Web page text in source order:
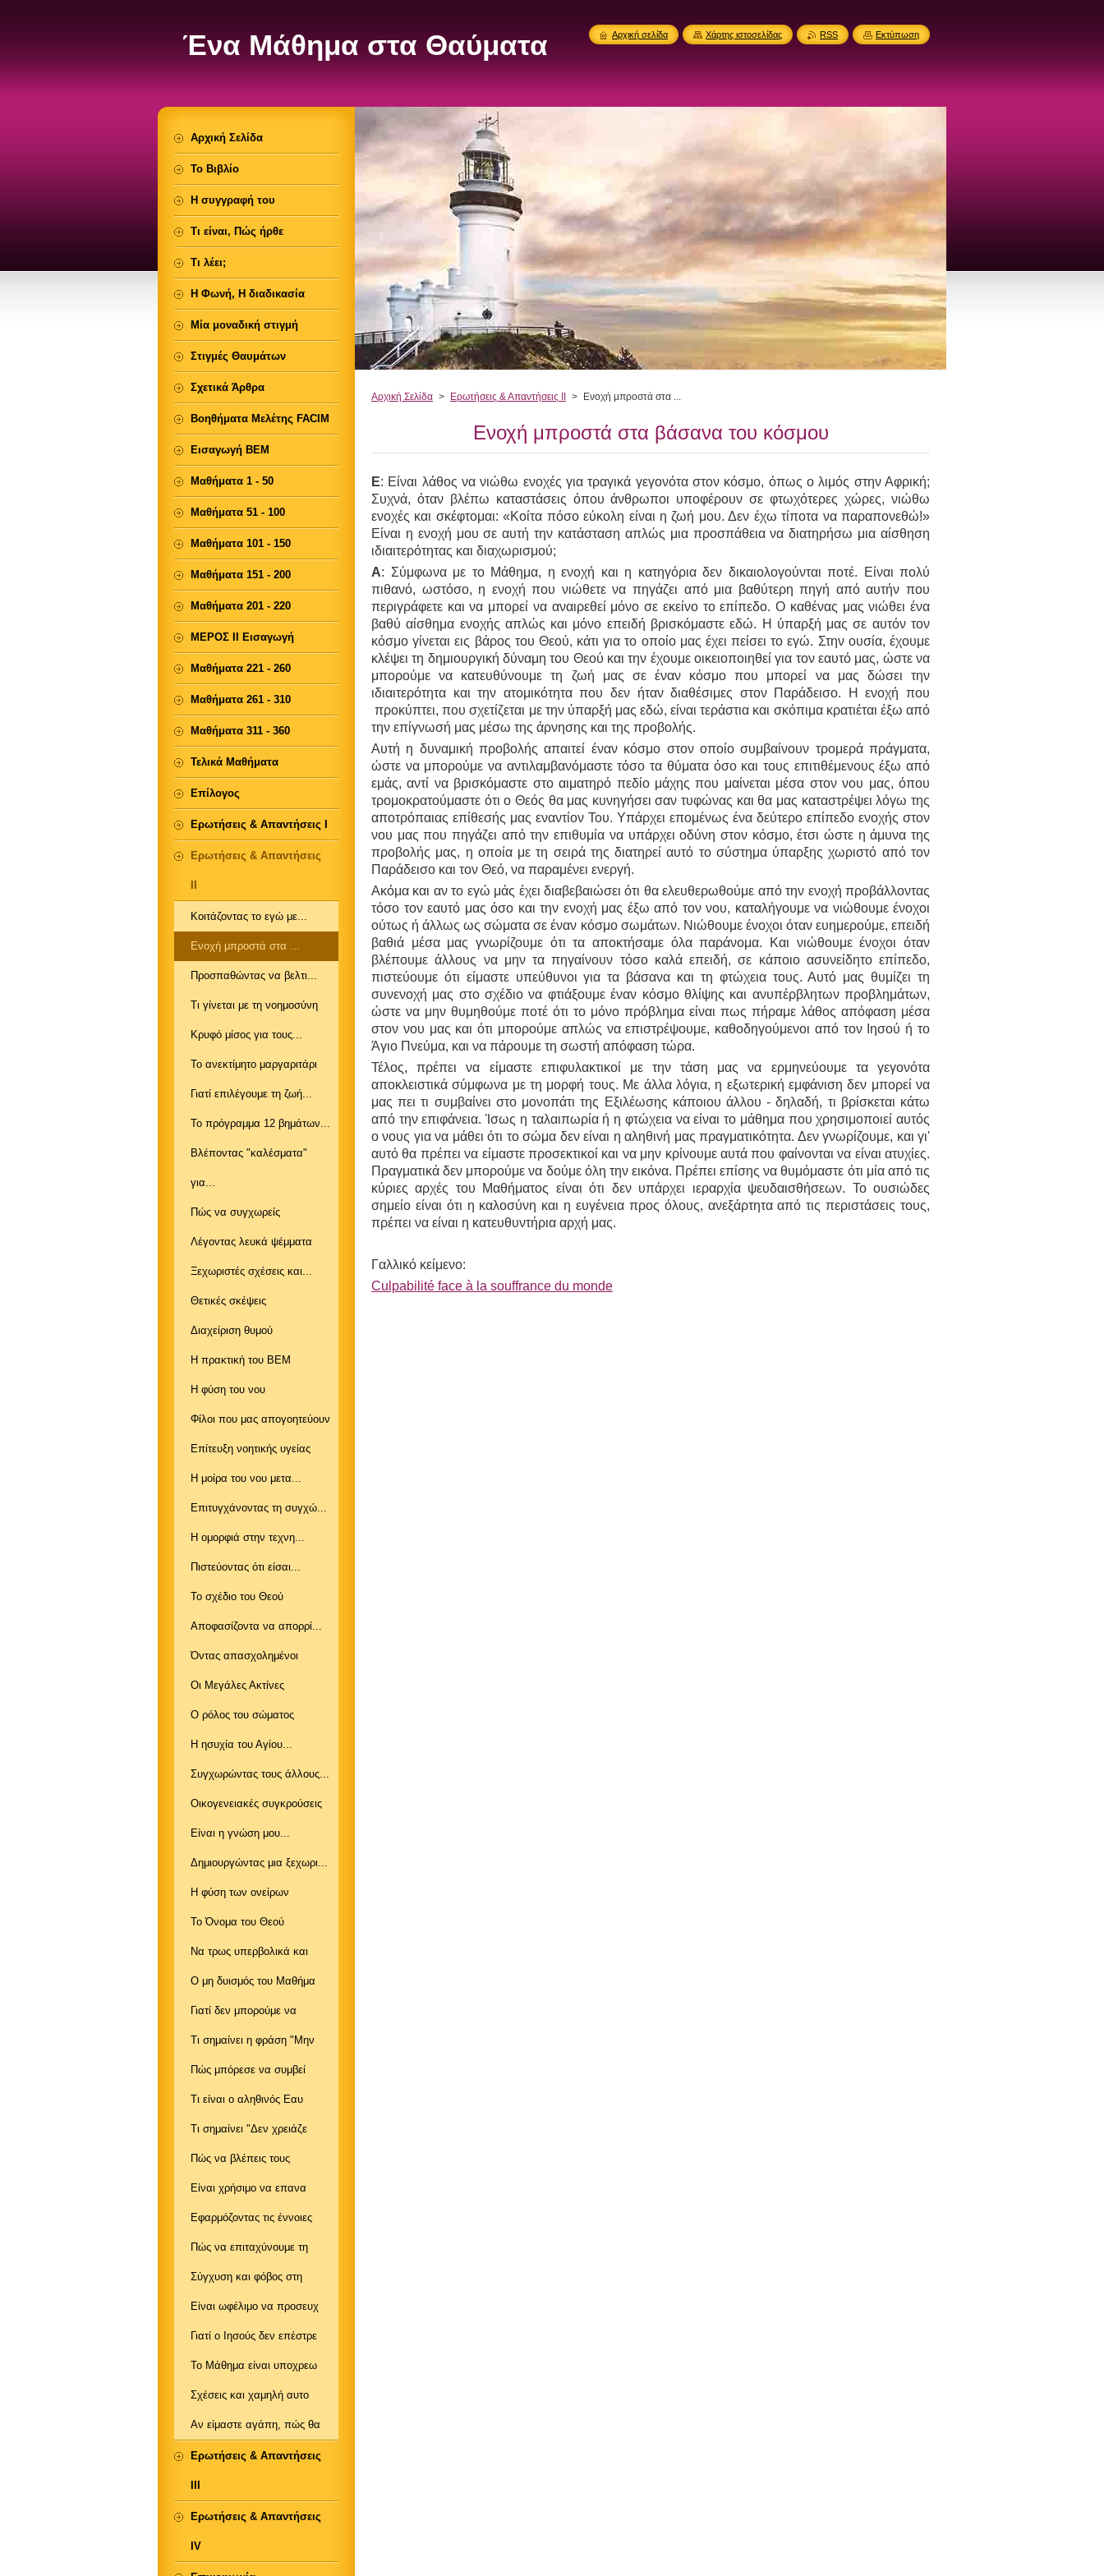
Ένα Μάθημα στα Θαύματα
Αρχική Σελίδα > Ερωτήσεις & Απαντήσεις ΙΙ > Ενοχή μπροστά στα ...
Ενοχή μπροστά στα βάσανα του κόσμου
Ε: Είναι λάθος να νιώθω ενοχές για τραγικά γεγονότα στον κόσμο, όπως ο λιμός στην Αφρική;
Συχνά, όταν βλέπω καταστάσεις όπου άνθρωποι υποφέρουν σε φτωχότερες χώρες, νιώθω
ενοχές και σκέφτομαι: «Κοίτα πόσο εύκολη είναι η ζωή μου. Δεν έχω τίποτα να παραπονεθώ!»
Είναι η ενοχή μου σε αυτή την κατάσταση απλώς μια προσπάθεια να διατηρήσω μια αίσθηση
ιδιαιτερότητας και διαχωρισμού;
Α: Σύμφωνα με το Μάθημα, η ενοχή και η κατηγόρια δεν δικαιολογούνται ποτέ. Είναι πολύ
πιθανό, ωστόσο, η ενοχή που νιώθετε να πηγάζει από μια βαθύτερη πηγή από αυτήν που
περιγράφετε και να μπορεί να αναιρεθεί μόνο σε εκείνο το επίπεδο. Ο καθένας μας νιώθει ένα
βαθύ αίσθημα ενοχής απλώς και μόνο επειδή βρισκόμαστε εδώ. Η ύπαρξή μας σε αυτόν τον
κόσμο γίνεται εις βάρος του Θεού, κάτι για το οποίο μας έχει πείσει το εγώ. Στην ουσία, έχουμε
κλέψει τη δημιουργική δύναμη του Θεού και την έχουμε οικειοποιηθεί για τον εαυτό μας, ώστε να
μπορούμε να κατευθύνουμε τη ζωή μας σε έναν κόσμο που μπορεί να μας δώσει την
ιδιαιτερότητα και την ατομικότητα που δεν ήταν διαθέσιμες στον Παράδεισο. Η ενοχή που
προκύπτει, που σχετίζεται με την ύπαρξή μας εδώ, είναι τεράστια και σκόπιμα κρατιέται έξω από
την επίγνωσή μας μέσω της άρνησης και της προβολής.
Αυτή η δυναμική προβολής απαιτεί έναν κόσμο στον οποίο συμβαίνουν τρομερά πράγματα,
ώστε να μπορούμε να αντιλαμβανόμαστε τόσο τα θύματα όσο και τους επιτιθέμενους έξω από
εμάς, αντί να βρισκόμαστε στο αιματηρό πεδίο μάχης που μαίνεται μέσα στον νου μας, όπου
τρομοκρατούμαστε ότι ο Θεός θα μας κυνηγήσει σαν τυφώνας και θα μας καταστρέψει λόγω της
αποτρόπαιας επίθεσής μας εναντίον Του. Υπάρχει επομένως ένα δεύτερο επίπεδο ενοχής στον
νου μας που πηγάζει από την επιθυμία να υπάρχει οδύνη στον κόσμο, έτσι ώστε η άμυνα της
προβολής μας, η οποία με τη σειρά της διατηρεί αυτό το σύστημα ύπαρξης χωριστό από τον
Παράδεισο και τον Θεό, να παραμένει ενεργή.
Ακόμα και αν το εγώ μάς έχει διαβεβαιώσει ότι θα ελευθερωθούμε από την ενοχή προβάλλοντας
τόσο τον εαυτό μας όσο και την ενοχή μας έξω από τον νου, καταλήγουμε να νιώθουμε ένοχοι
ούτως ή άλλως ως σώματα σε έναν κόσμο σωμάτων. Νιώθουμε ένοχοι όταν ευημερούμε, επειδή
βαθιά μέσα μας γνωρίζουμε ότι τα αποκτήσαμε όλα παράνομα. Και νιώθουμε ένοχοι όταν
βλέπουμε άλλους να μην τα πηγαίνουν τόσο καλά επειδή, σε κάποιο ασυνείδητο επίπεδο,
πιστεύουμε ότι είμαστε υπεύθυνοι για τα βάσανα και τη φτώχεια τους. Αυτό μας θυμίζει τη
συνενοχή μας στο σχέδιο να φτιάξουμε έναν κόσμο θλίψης και ανυπέρβλητων προβλημάτων,
ώστε να μην θυμηθούμε ποτέ ότι το μόνο πρόβλημα είναι πως πήραμε λάθος απόφαση μέσα
στον νου μας και ότι μπορούμε απλώς να επιστρέψουμε, καθοδηγούμενοι από τον Ιησού ή το
Άγιο Πνεύμα, και να πάρουμε τη σωστή απόφαση τώρα.
Τέλος, πρέπει να είμαστε επιφυλακτικοί με την τάση μας να ερμηνεύουμε τα γεγονότα
αποκλειστικά σύμφωνα με τη μορφή τους. Με άλλα λόγια, η εξωτερική εμφάνιση δεν μπορεί να
μας πει τι συμβαίνει στο μονοπάτι της Εξιλέωσης κάποιου άλλου - δηλαδή, τι βρίσκεται κάτω
από την επιφάνεια. Ίσως η ταλαιπωρία ή η φτώχεια να είναι το μάθημα που χρησιμοποιεί αυτός
ο νους για να μάθει ότι το σώμα δεν είναι η αληθινή μας πραγματικότητα. Δεν γνωρίζουμε, και γι'
αυτό θα πρέπει να είμαστε προσεκτικοί και να μην κρίνουμε αυτά που φαίνονται να είναι ατυχίες.
Πραγματικά δεν μπορούμε να δούμε όλη την εικόνα. Πρέπει επίσης να θυμόμαστε ότι μία από τις
κύριες αρχές του Μαθήματος είναι ότι δεν υπάρχει ιεραρχία ψευδαισθήσεων. Το ουσιώδες
σημείο είναι ότι η καλοσύνη και η ευγένεια προς όλους, ανεξάρτητα από τις περιστάσεις τους,
πρέπει να είναι η κατευθυντήρια αρχή μας.
Γαλλικό κείμενο:
Culpabilité face à la souffrance du monde
Αρχική Σελίδα
Το Βιβλίο
Η συγγραφή του
Τι είναι, Πώς ήρθε
Τι λέει;
Η Φωνή, Η διαδικασία
Μία μοναδική στιγμή
Στιγμές Θαυμάτων
Σχετικά Άρθρα
Βοηθήματα Μελέτης FACIM
Εισαγωγή ΒΕΜ
Μαθήματα 1 - 50
Μαθήματα 51 - 100
Μαθήματα 101 - 150
Μαθήματα 151 - 200
Μαθήματα 201 - 220
ΜΕΡΟΣ ΙΙ Εισαγωγή
Μαθήματα 221 - 260
Μαθήματα 261 - 310
Μαθήματα 311 - 360
Τελικά Μαθήματα
Επίλογος
Ερωτήσεις & Απαντήσεις Ι
Ερωτήσεις & Απαντήσεις
Κοιτάζοντας το εγώ με...
Ενοχή μπροστά στα ...
Προσπαθώντας να βελτι...
Τι γίνεται με τη νοημοσύνη
Κρυφό μίσος για τους...
Το ανεκτίμητο μαργαριτάρι
Γιατί επιλέγουμε τη ζωή...
Το πρόγραμμα 12 βημάτων...
Βλέποντας "καλέσματα"
για...
Πώς να συγχωρείς
Λέγοντας λευκά ψέμματα
Ξεχωριστές σχέσεις και...
Θετικές σκέψεις
Διαχείριση θυμού
Η πρακτική του ΒΕΜ
Η φύση του νου
Φίλοι που μας απογοητεύουν
Επίτευξη νοητικής υγείας
Η μοίρα του νου μετα...
Επιτυγχάνοντας τη συγχώ...
Η ομορφιά στην τεχνη...
Πιστεύοντας ότι είσαι...
Το σχέδιο του Θεού
Αποφασίζοντα να απορρί...
Όντας απασχολημένοι
Οι Μεγάλες Ακτίνες
Ο ρόλος του σώματος
Η ησυχία του Αγίου...
Συγχωρώντας τους άλλους...
Οικογενειακές συγκρούσεις
Είναι η γνώση μου...
Δημιουργώντας μια ξεχωρι...
Η φύση των ονείρων
Το Όνομα του Θεού
Να τρως υπερβολικά και
Ο μη δυισμός του Μαθήμα
Γιατί δεν μπορούμε να
Τι σημαίνει η φράση "Μην
Πώς μπόρεσε να συμβεί
Τι είναι ο αληθινός Εαυ
Τι σημαίνει "Δεν χρειάζε
Πώς να βλέπεις τους
Είναι χρήσιμο να επανα
Εφαρμόζοντας τις έννοιες
Πώς να επιταχύνουμε τη
Σύγχυση και φόβος στη
Είναι ωφέλιμο να προσευχ
Γιατί ο Ιησούς δεν επέστρε
Το Μάθημα είναι υποχρεω
Σχέσεις και χαμηλή αυτο
Αν είμαστε αγάπη, πώς θα
Ερωτήσεις & Απαντήσεις
Ερωτήσεις & Απαντήσεις
IV
Αρχική σελίδα Χάρτης ιστοσελίδας RSS Εκτύπωση